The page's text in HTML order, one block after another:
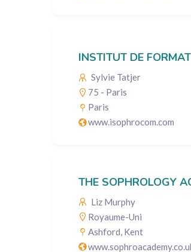
INSTITUT DE
Sylvie Tatjer
75 - Paris
Paris
www.isophrocom.com
THE SOPHROLOGY
Liz Murphy
Royaume-Uni
Ashford, Kent